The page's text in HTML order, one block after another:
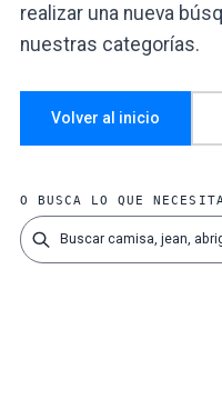
realizar una nueva
nuestras categorías.
Volver al inicio
O BUSCA LO QUE